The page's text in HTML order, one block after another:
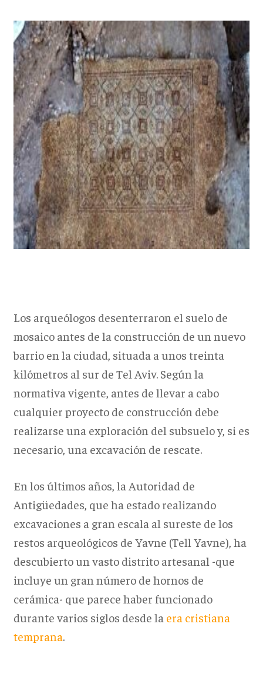
Los arqueólogos desenterraron el suelo de
mosaico antes de la construcción de un nuevo
barrio en la ciudad, situada a unos treinta
kilómetros al sur de Tel Aviv. Según la
normativa vigente, antes de llevar a cabo
cualquier proyecto de construcción debe
realizarse una exploración del subsuelo y, si es
necesario, una excavación de rescate.
En los últimos años, la Autoridad de
Antigüedades, que ha estado realizando
excavaciones a gran escala al sureste de los
restos arqueológicos de Yavne (Tell Yavne), ha
descubierto un vasto distrito artesanal -que
incluye un gran número de hornos de
cerámica- que parece haber funcionado
durante varios siglos desde la era cristiana
temprana.